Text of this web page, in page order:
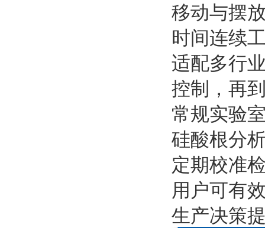
移动与摆
时间连续
适配多行
控制，再
常规实验
硅酸根分
定期校准
用户可有
生产决策